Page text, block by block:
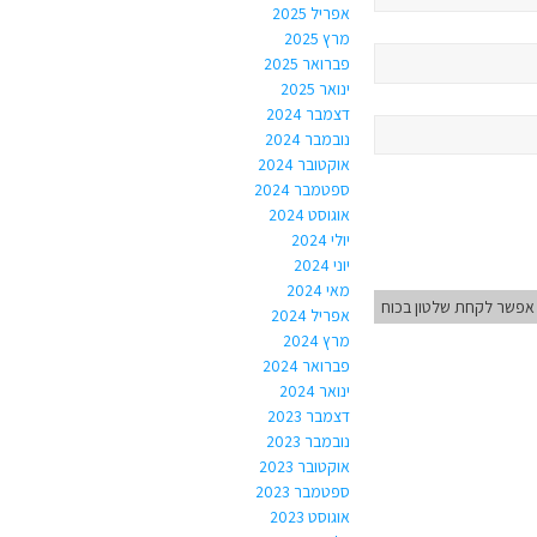
אפשר לקחת שלטון בכוח
אפריל 2025
מרץ 2025
פברואר 2025
ינואר 2025
דצמבר 2024
נובמבר 2024
אוקטובר 2024
ספטמבר 2024
אוגוסט 2024
יולי 2024
יוני 2024
מאי 2024
אפריל 2024
מרץ 2024
פברואר 2024
ינואר 2024
דצמבר 2023
נובמבר 2023
אוקטובר 2023
ספטמבר 2023
אוגוסט 2023